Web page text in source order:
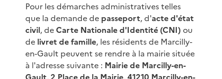
Pour les démarches administratives telles
que la demande de passeport, d'acte d'état
civil, deCarte Nationale d'Identité (CNI) ou
de livret de famille, les résidents de Marcilly-
en-Gault peuvent se rendre à la mairie située
à l'adresse suivante : Mairie de Marcilly-en-